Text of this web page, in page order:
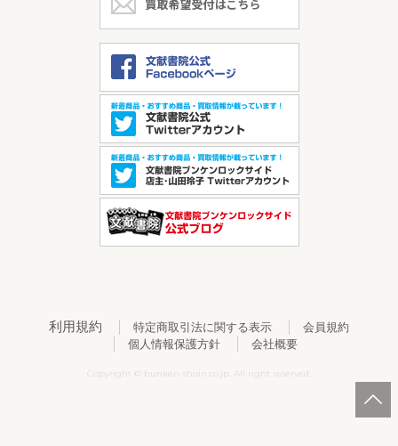
利用規約 特定商取引法に関する表示
会員規約
個人情報保護方針
会社概要
Copyright © bunken-shoin.co.jp. All right reserved.